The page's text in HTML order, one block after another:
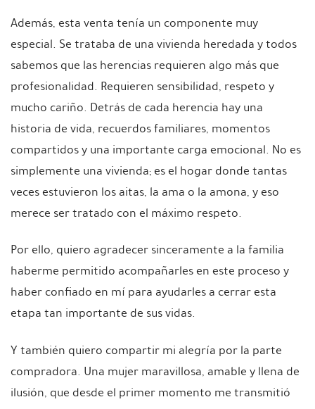
Además, esta venta tenía un componente muy
especial. Se trataba de una vivienda heredada y todos
sabemos que las herencias requieren algo más que
profesionalidad. Requieren sensibilidad, respeto y
mucho cariño. Detrás de cada herencia hay una
historia de vida, recuerdos familiares, momentos
compartidos y una importante carga emocional. No es
simplemente una vivienda; es el hogar donde tantas
veces estuvieron los aitas, la ama o la amona, y eso
merece ser tratado con el máximo respeto.
Por ello, quiero agradecer sinceramente a la familia
haberme permitido acompañarles en este proceso y
haber confiado en mí para ayudarles a cerrar esta
etapa tan importante de sus vidas.
Y también quiero compartir mi alegría por la parte
compradora. Una mujer maravillosa, amable y llena de
ilusión, que desde el primer momento me transmitió